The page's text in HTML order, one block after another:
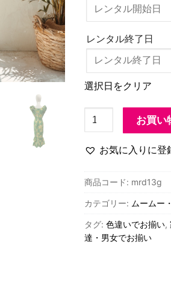
レンタル終了日
選択日をクリア
モ
ン
ス
＆
バ
ナ
ナ
お買い
お気に入りに登
商品コード: mrd13g
カテゴリー: ムームー
タグ: 色違いでお揃い,
達・男女でお揃い